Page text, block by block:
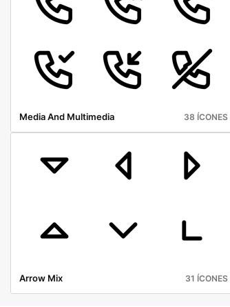
Media And Multimedia 38 ÍCONES
Arrow Mix 31 ÍCONES